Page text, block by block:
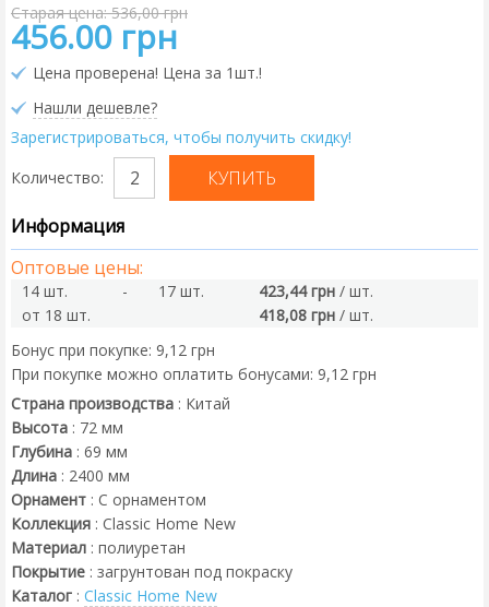
Старая цена: 536,00 грн
456.00 грн
Цена проверена! Цена за 1шт.!
Нашли дешевле?
Зарегистрироваться, чтобы получить скидку!
Количество:
Информация
Оптовые цены:
14 шт. - 17 шт. 423,44 грн / шт.
от 18 шт.
418,08 грн / шт.
Бонус при покупке: 9,12 грн
При покупке можно оплатить бонусами: 9,12 грн
Страна производства : Китай
Высота : 72 мм
Глубина : 69 мм
Длина : 2400 мм
Орнамент : С орнаментом
Коллекция : Classic Home New
Материал : полиуретан
Покрытие : загрунтован под покраску
Каталог : Classic Home New